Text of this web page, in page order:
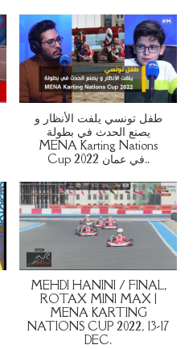
طفل تونسي يلفت الأنظار و
يصنع الحدث في بطولة
MENA Karting Nations
Cup 2022 في عمان..
MEHDI HANINI / FINAL,
ROTAX MINI MAX |
MENA KARTING
NATIONS CUP 2022, 13-17
DEC.